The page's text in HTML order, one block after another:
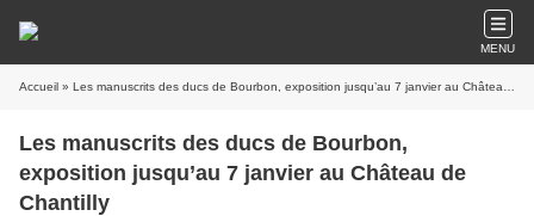
MENU
Accueil » Les manuscrits des ducs de Bourbon, exposition jusqu’au 7 janvier au Château de Chantilly
Les manuscrits des ducs de Bourbon,
exposition jusqu’au 7 janvier au Château de
Chantilly